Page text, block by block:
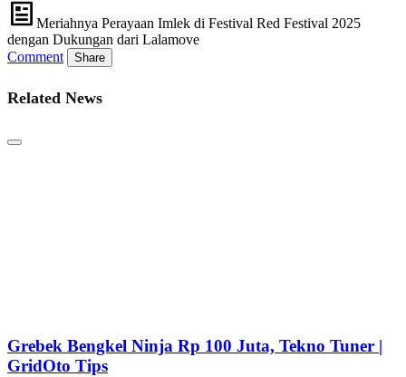
Meriahnya Perayaan Imlek di Festival Red Festival 2025
dengan Dukungan dari Lalamove
Comment
Share
Related News
Grebek Bengkel Ninja Rp 100 Juta, Tekno Tuner |
GridOto Tips